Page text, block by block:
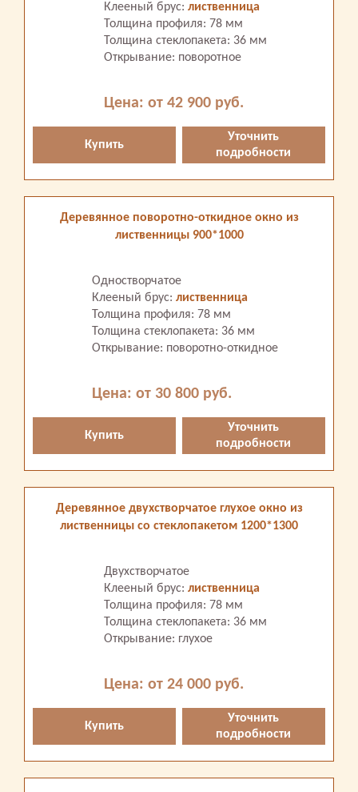
Клееный брус: лиственница
Толщина профиля: 78 мм
Толщина стеклопакета: 36 мм
Открывание: поворотное
Цена: от 42 900 руб.
Купить
Уточнить
подробности
Деревянное поворотно-откидное окно из
лиственницы 900*1000
Одностворчатое
Клееный брус: лиственница
Толщина профиля: 78 мм
Толщина стеклопакета: 36 мм
Открывание: поворотно-откидное
Цена: от 30 800 руб.
Купить
Уточнить
подробности
Деревянное двухстворчатое глухое окно из
лиственницы со стеклопакетом 1200*1300
Двухстворчатое
Клееный брус: лиственница
Толщина профиля: 78 мм
Толщина стеклопакета: 36 мм
Открывание: глухое
Цена: от 24 000 руб.
Купить
Уточнить
подробности